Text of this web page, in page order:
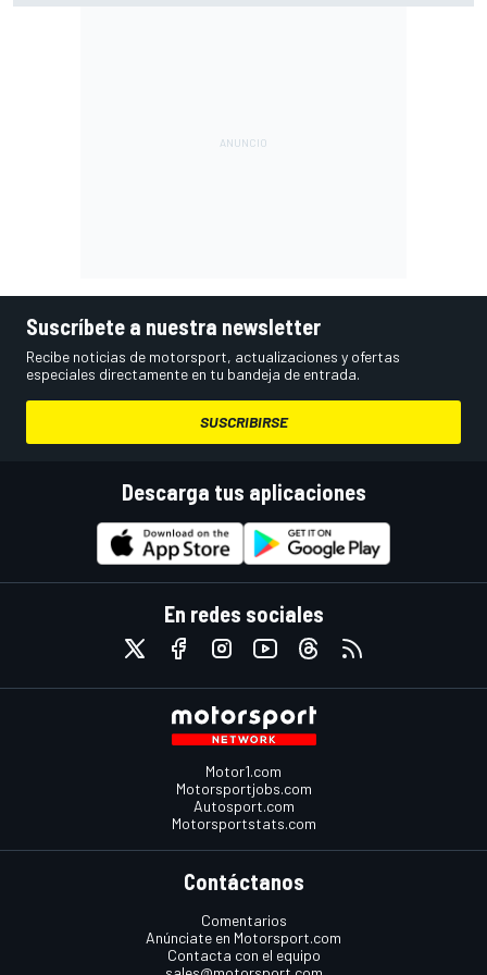
Suscríbete a nuestra newsletter
Recibe noticias de motorsport, actualizaciones y ofertas
especiales directamente en tu bandeja de entrada.
SUSCRIBIRSE
Descarga tus aplicaciones
En redes sociales
Motor1.com
Motorsportjobs.com
Autosport.com
Motorsportstats.com
Contáctanos
Comentarios
Anúnciate en Motorsport.com
Contacta con el equipo